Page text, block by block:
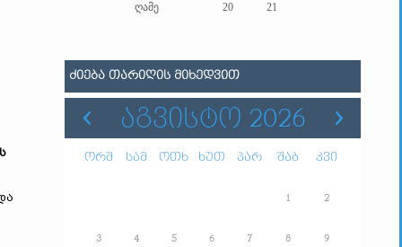
ღამე
20 21
ᲫᲘᲔᲑᲐ ᲗᲐᲠᲘᲦᲘᲡ ᲛᲘᲮᲔᲓᲕᲘᲗ
ᲐᲒᲕᲘᲡᲢᲝ 2026
ორშ სამ ოთხ ხუთ პარ შაბ კვი
1 2
3 4 5 6 7 8 9